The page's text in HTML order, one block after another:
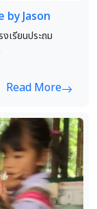
by Jason
เรียนประถม
Read More